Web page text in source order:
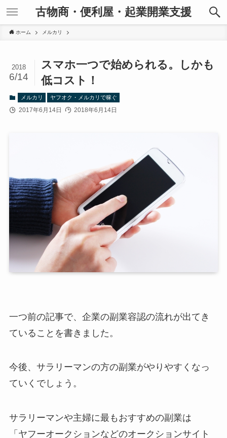
古物商・便利屋・起業開業支援
ホーム メルカリ
スマホ一つで始められる。しかも
低コスト！
2018
6/14
メルカリ ヤフオク・メルカリで稼ぐ
2017年6月14日 2018年6月14日
一つ前の記事で、企業の副業容認の流れが出てき
ていることを書きました。
今後、サラリーマンの方の副業がやりやすくなっ
ていくでしょう。
サラリーマンや主婦に最もおすすめの副業は
「ヤフーオークションなどのオークションサイト